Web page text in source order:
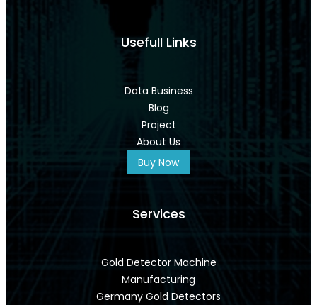
Usefull Links
Data Business
Blog
Project
About Us
Buy Now
Services
Gold Detector Machine
Manufacturing
Germany Gold Detectors